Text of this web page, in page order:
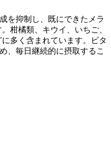
を抑制し、既にできたメラ
柑橘類、キウイ、いちご、
多く含まれています。ビタ
、毎日継続的に摂取するこ